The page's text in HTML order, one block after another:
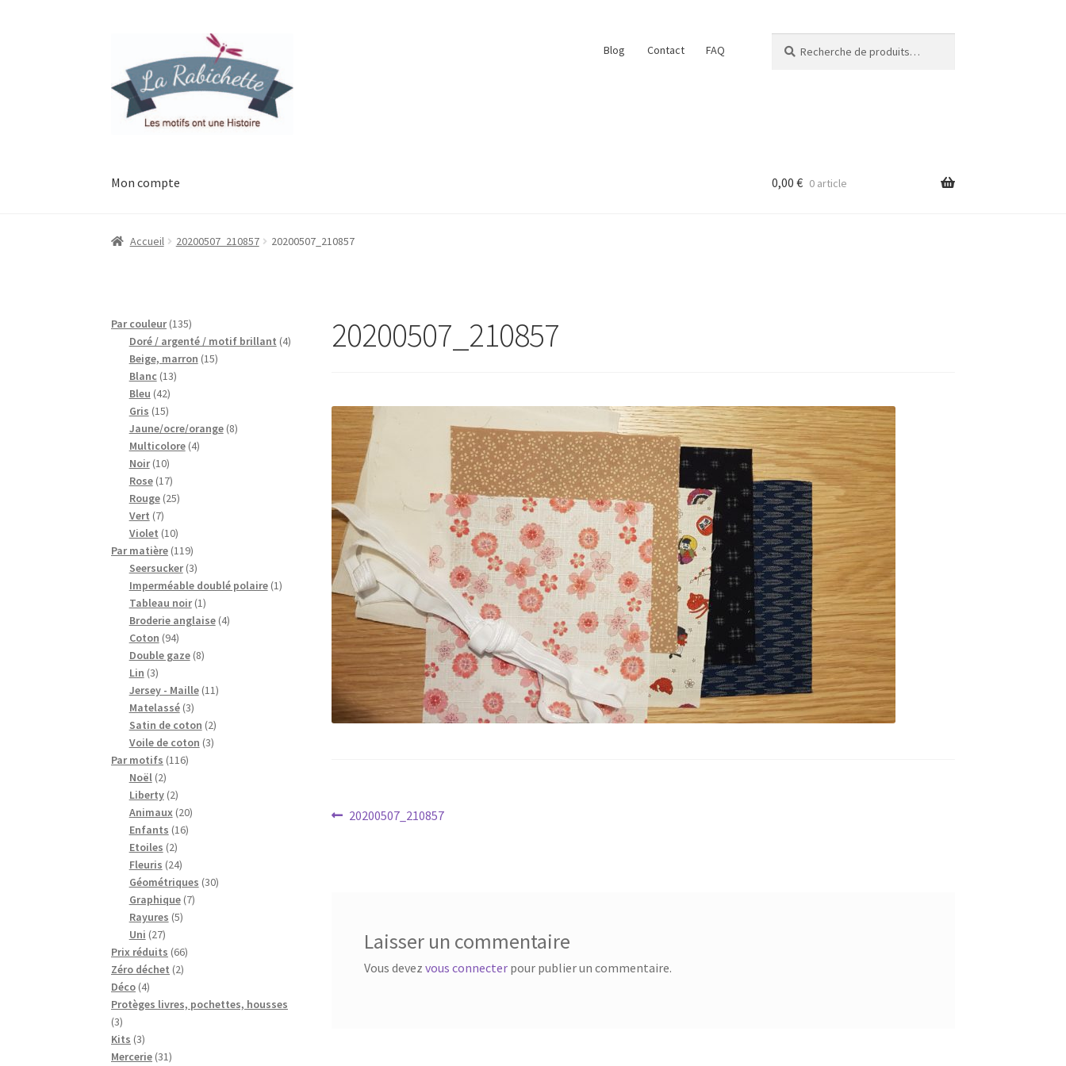
la
navigation
contenu
Blog Contact FAQ
pour :
Mon compte
Accueil Contact
0,00 € 0 article
Accueil 20200507_210857 20200507_210857
20200507_210857
Navigation
Article
20200507_210857
Laisser un commentaire
Vous devezvous connecter pour publier un commentaire.
Par couleur 135135
produits
Doré / argenté / motif brillant 44
Beige, marron 1515
Blanc 1313
Bleu 4242
produits
Gris 1515
produits
Jaune/ocre/orange 88
Multicolore 44
Noir 1010
produits
Rose 1717
produits
Rouge 2525
Vert 77
produits
Violet 1010
produits
Par matière 119119
produits
Seersucker 33
produits
Imperméable doublé polaire 11
Tableau noir 11
produit
Broderie anglaise 44
Coton 9494
produits
Double gaze 88
Lin 33
produits
Jersey - Maille 1111
Matelassé 33
produits
Satin de coton 22
produits
Voile de coton 33
Par motifs 116116
Noël 22
produits
Liberty 22
produits
Animaux 2020
Enfants 1616
Etoiles 22
produits
Fleuris 2424
produits
Géométriques 3030
Graphique 77
Rayures 55
Uni 2727
produits
Prix réduits 6666
Zéro déchet 22
Déco 44
produits
Protèges livres, pochettes, housses
33
produits
Kits 33
produits
Mercerie 3131